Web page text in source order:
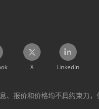
X LinkedIn
、报价和价格均不具约束力，